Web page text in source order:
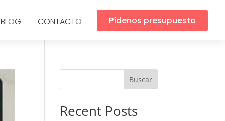
BLOG CONTACTO Pídenos presupuesto
Buscar
Recent Posts